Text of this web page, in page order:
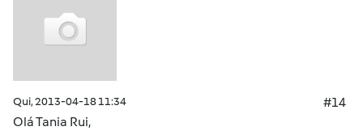
Qui, 2013-04-18 11:34
#14
Olá Tania Rui,